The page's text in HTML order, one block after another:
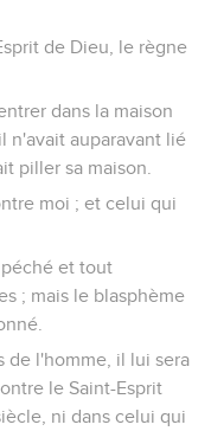
de Dieu, le règne
dans la maison
n'avait auparavant lié
piller sa maison.
moi ; et celui qui
et tout
; mais le blasphème
de l'homme, il lui sera
le Saint-Esprit
ni dans celui qui